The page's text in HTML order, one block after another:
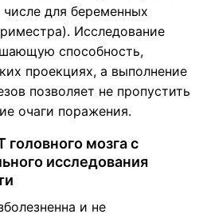
для беременных
Исследование
способность,
проекциях, а выполнение
позволяет не пропустить
очаги поражения.
мозга с
исследования
и не